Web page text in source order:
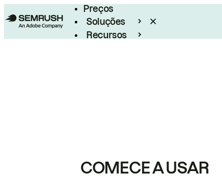
Preços
Soluções
Recursos
COMECE A USAR